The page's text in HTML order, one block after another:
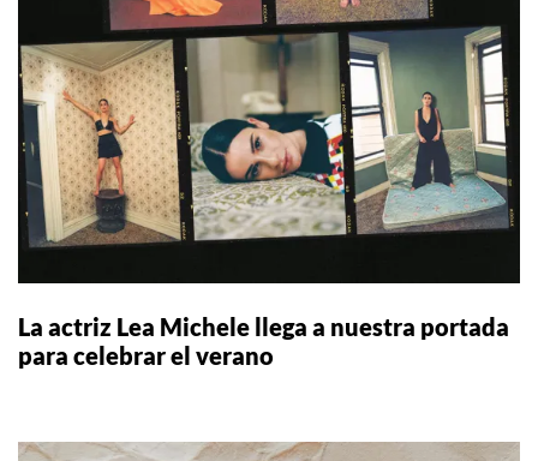
La actriz Lea Michele llega a nuestra portada
para celebrar el verano